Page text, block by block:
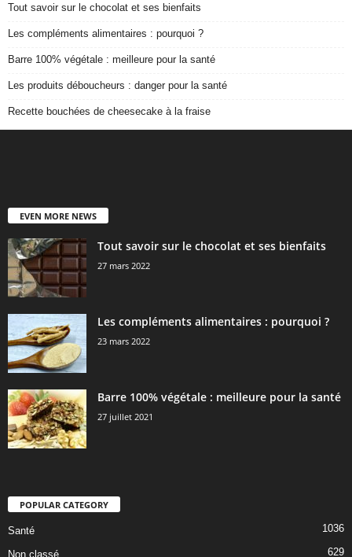
Tout savoir sur le chocolat et ses bienfaits
Les compléments alimentaires : pourquoi ?
Barre 100% végétale : meilleure pour la santé
Les produits déboucheurs : danger pour la santé
Recette bouchées de cheesecake à la fraise
EVEN MORE NEWS
Tout savoir sur le chocolat et ses bienfaits
27 mars 2022
Les compléments alimentaires : pourquoi ?
23 mars 2022
Barre 100% végétale : meilleure pour la santé
27 juillet 2021
POPULAR CATEGORY
Santé 1036
Non classé 629